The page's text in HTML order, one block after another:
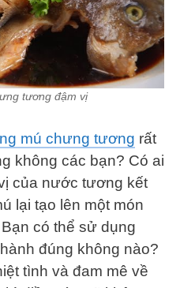
tương đậm vị
mú chưng tương rất
không các bạn? Có ai
của nước tương kết
lại tạo lên một món
có thể sử dụng
đúng không nào?
tình và đam mê về